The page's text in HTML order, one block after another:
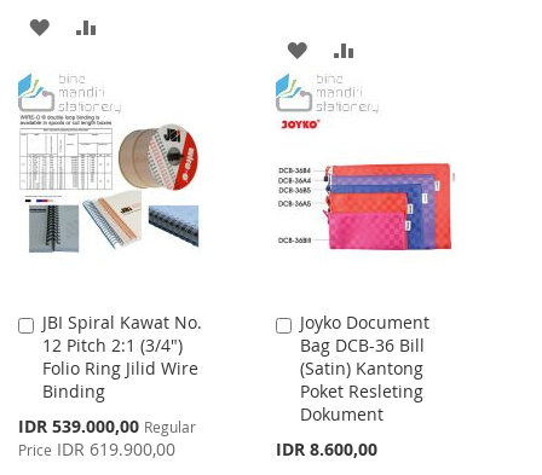
ADD
WISH
LIST
COMPARE
ADD
TO
WISH
LIST
TO
JBI Spiral Kawat No.
12 Pitch 2:1 (3/4")
Folio Ring Jilid Wire
Binding
Special
Price
IDR 539.000,00 Regular
Price IDR 619.900,00
Add
to
Cart
Joyko Document
Bag DCB-36 Bill
(Satin) Kantong
Poket Resleting
Dokument
IDR 8.600,00
Add
to
Cart